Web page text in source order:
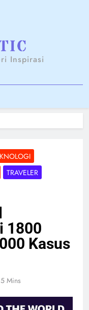
Inspirasi
TRAVELER
1800
Kasus
5 Mins